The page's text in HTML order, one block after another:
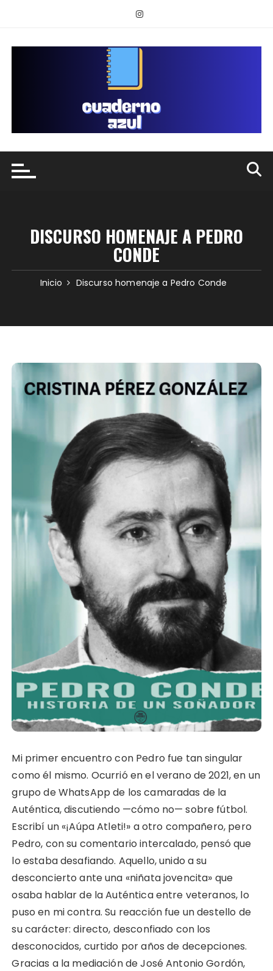
DISCURSO HOMENAJE A PEDRO
CONDE
Inicio Discurso homenaje a Pedro Conde
Mi primer encuentro con Pedro fue tan singular
como él mismo. Ocurrió en el verano de 2021, en un
grupo de WhatsApp de los camaradas de la
Auténtica, discutiendo —cómo no— sobre fútbol.
Escribí un «¡Aúpa Atleti!» a otro compañero, pero
Pedro, con su comentario intercalado, pensó que
lo estaba desafiando. Aquello, unido a su
desconcierto ante una «niñata jovencita» que
osaba hablar de la Auténtica entre veteranos, lo
puso en mi contra. Su reacción fue un destello de
su carácter: directo, desconfiado con los
desconocidos, curtido por años de decepciones.
Gracias a la mediación de José Antonio Gordón,